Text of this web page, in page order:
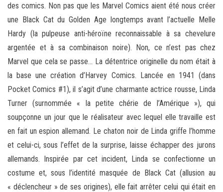
des comics. Non pas que les Marvel Comics aient été nous créer
une Black Cat du Golden Age longtemps avant l’actuelle Melle
Hardy (la pulpeuse anti-héroïne reconnaissable à sa chevelure
argentée et à sa combinaison noire). Non, ce n’est pas chez
Marvel que cela se passe… La détentrice originelle du nom était à
la base une création d’Harvey Comics. Lancée en 1941 (dans
Pocket Comics #1), il s’agit d’une charmante actrice rousse, Linda
Turner (surnommée « la petite chérie de l’Amérique »), qui
soupçonne un jour que le réalisateur avec lequel elle travaille est
en fait un espion allemand. Le chaton noir de Linda griffe l’homme
et celui-ci, sous l’effet de la surprise, laisse échapper des jurons
allemands. Inspirée par cet incident, Linda se confectionne un
costume et, sous l’identité masquée de Black Cat (allusion au
« déclencheur » de ses origines), elle fait arrêter celui qui était en